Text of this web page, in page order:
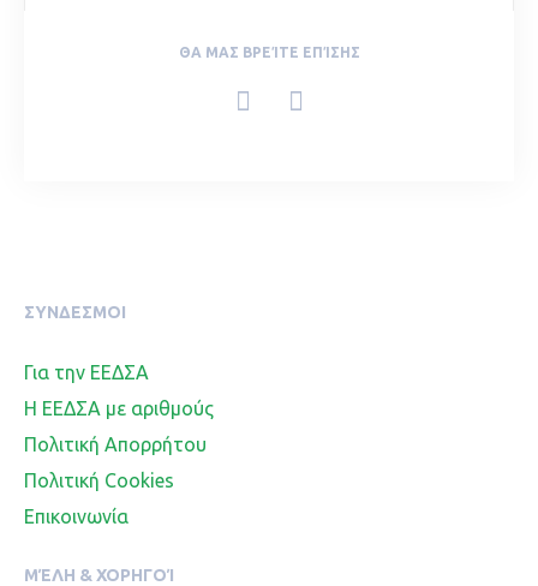
ΘΑ ΜΑΣ ΒΡΕΊΤΕ ΕΠΊΣΗΣ
ΣΥΝΔΕΣΜΟΙ
Για την ΕΕΔΣΑ
Η ΕΕΔΣΑ με αριθμούς
Πολιτική Απορρήτου
Πολιτική Cookies
Επικοινωνία
ΜΈΛΗ & ΧΟΡΗΓΟΊ